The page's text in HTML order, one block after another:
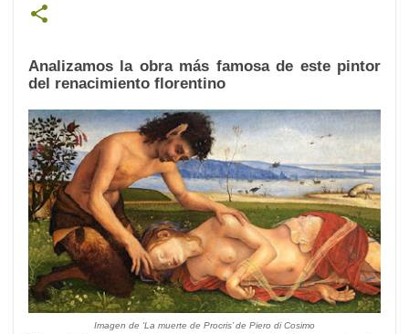
Analizamos la obra más famosa de este pintor
del renacimiento florentino
Imagen de ‘La muerte de Procris’ de Piero di Cosimo